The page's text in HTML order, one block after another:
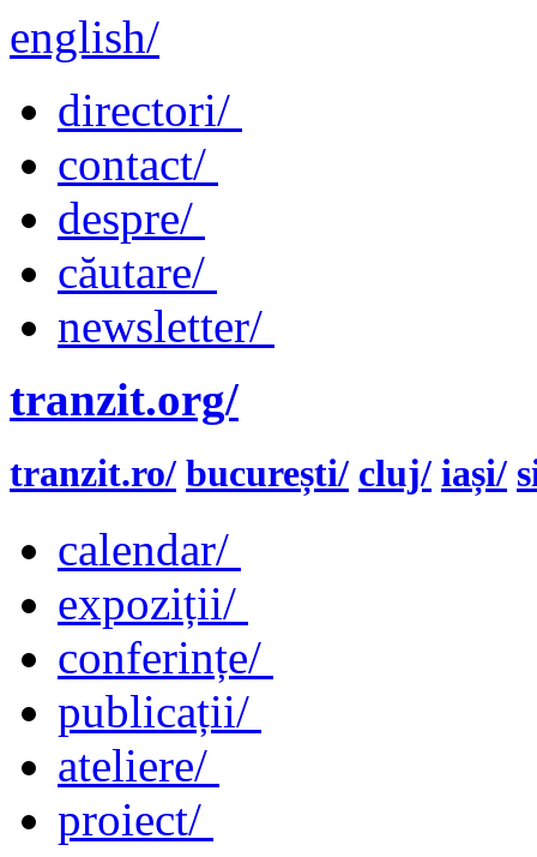
english/
directori/
contact/
despre/
căutare/
newsletter/
tranzit.org/
tranzit.ro/ bucurești/ cluj/ iași/
calendar/
expoziții/
conferințe/
publicații/
ateliere/
proiect/